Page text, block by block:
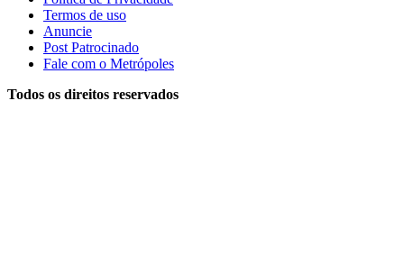
Termos de uso
Anuncie
Post Patrocinado
Fale com o Metrópoles
Todos os direitos reservados